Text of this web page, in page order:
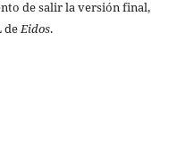
de salir la versión final,
deEidos.